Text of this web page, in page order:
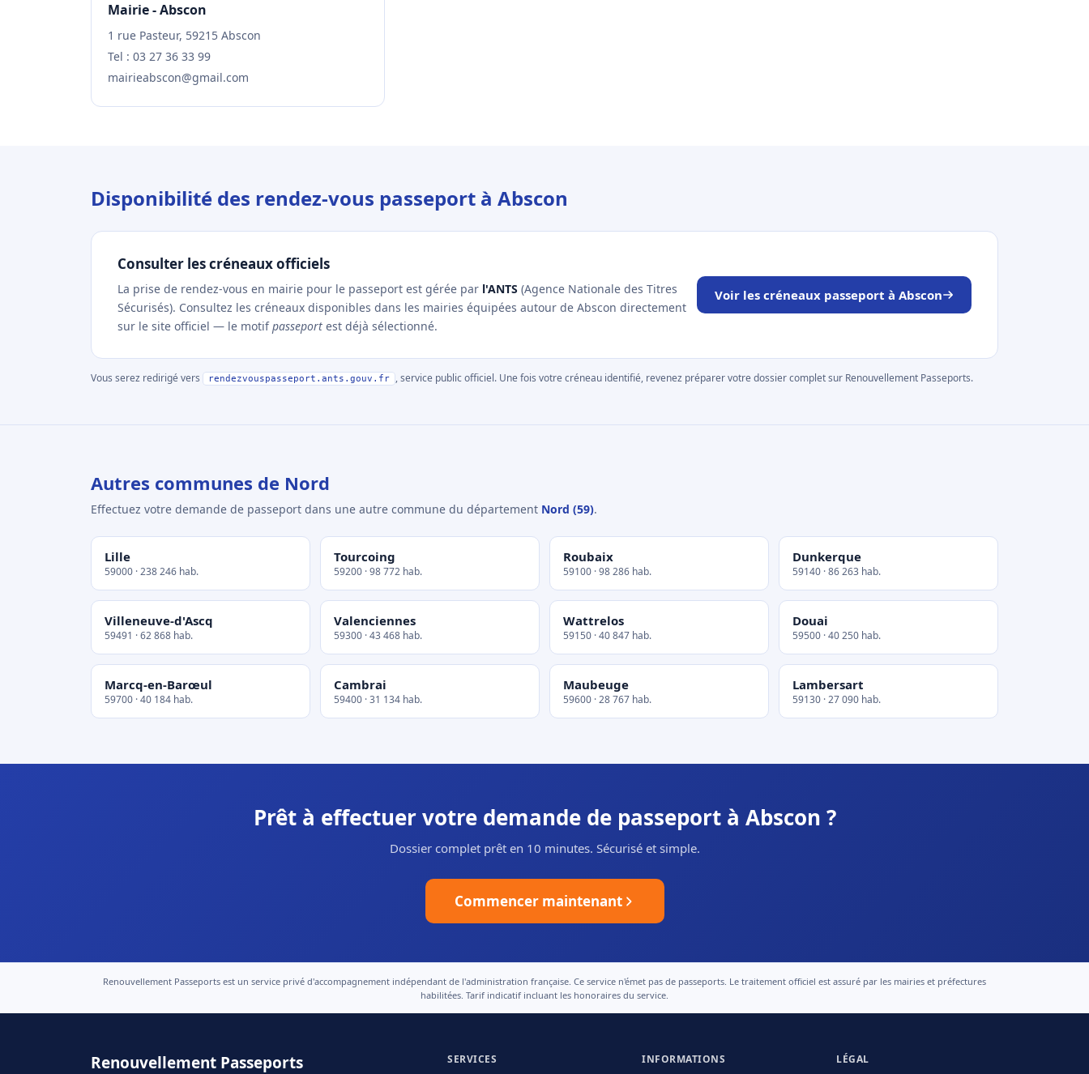
Mairie - Abscon
1 rue Pasteur, 59215 Abscon
Tel : 03 27 36 33 99
mairieabscon@gmail.com
Disponibilité des rendez-vous passeport à Abscon
Consulter les créneaux officiels
La prise de rendez-vous en mairie pour le passeport est gérée par l'ANTS (Agence Nationale des Titres
Sécurisés). Consultez les créneaux disponibles dans les mairies équipées autour de Abscon directement
sur le site officiel — le motifpasseport est déjà sélectionné.
Voir les créneaux passeport à Abscon
Vous serez redirigé vers rendezvouspasseport.ants.gouv.fr , service public officiel. Une fois votre créneau identifié, revenez préparer votre dossier complet sur Renouvellement Passeports.
Autres communes de Nord
Effectuez votre demande de passeport dans une autre commune du département Nord (59).
Lille
59000 · 238 246 hab.
Tourcoing
59200 · 98 772 hab.
Roubaix
59100 · 98 286 hab.
Dunkerque
59140 · 86 263 hab.
Villeneuve-d'Ascq
59491 · 62 868 hab.
Valenciennes
59300 · 43 468 hab.
Wattrelos
59150 · 40 847 hab.
Douai
59500 · 40 250 hab.
Marcq-en-Barœul
59700 · 40 184 hab.
Cambrai
59400 · 31 134 hab.
Maubeuge
59600 · 28 767 hab.
Lambersart
59130 · 27 090 hab.
Prêt à effectuer votre demande de passeport à Abscon ?
Dossier complet prêt en 10 minutes. Sécurisé et simple.
Commencer maintenant
Renouvellement Passeports est un service privé d'accompagnement indépendant de l'administration française. Ce service n'émet pas de passeports. Le traitement officiel est assuré par les mairies et préfectures
habilitées. Tarif indicatif incluant les honoraires du service.
Renouvellement Passeports SERVICES INFORMATIONS LÉGAL